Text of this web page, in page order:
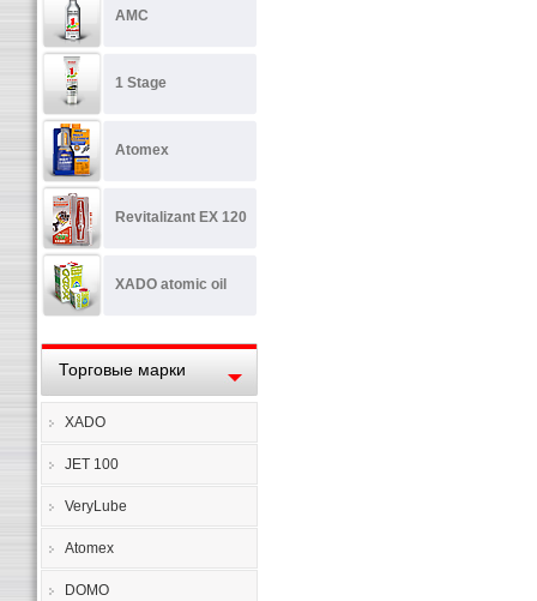
AMC
1 Stage
Atomex
Revitalizant EX 120
XADO atomic oil
Торговые марки
XADO
JET 100
VeryLube
Atomex
DOMO